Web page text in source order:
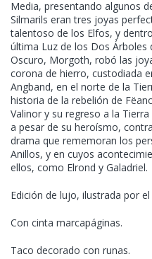
Media, presentando algunos
Silmarils eran tres joyas
talentoso de los Elfos, y
última Luz de los Dos Árboles
Oscuro, Morgoth, robó las
corona de hierro, custodiada
Angband, en el norte de la
historia de la rebelión de
Valinor y su regreso a la
a pesar de su heroísmo,
drama que rememoran los
Anillos, y en cuyos
ellos, como Elrond y Galadriel.
Edición de lujo, ilustrada por
Con cinta marcapáginas.
Taco decorado con runas.